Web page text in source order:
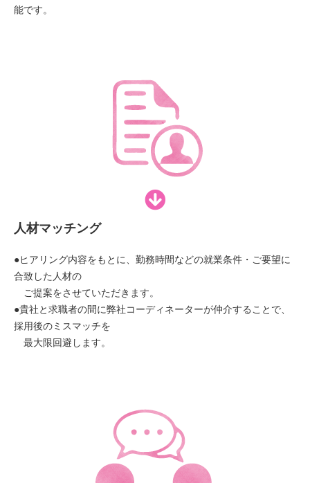
能です。
人材マッチング
●ヒアリング内容をもとに、勤務時間などの就業条件・ご要望に
合致した人材の
ご提案をさせていただきます。
●貴社と求職者の間に弊社コーディネーターが仲介することで、
採用後のミスマッチを
最大限回避します。